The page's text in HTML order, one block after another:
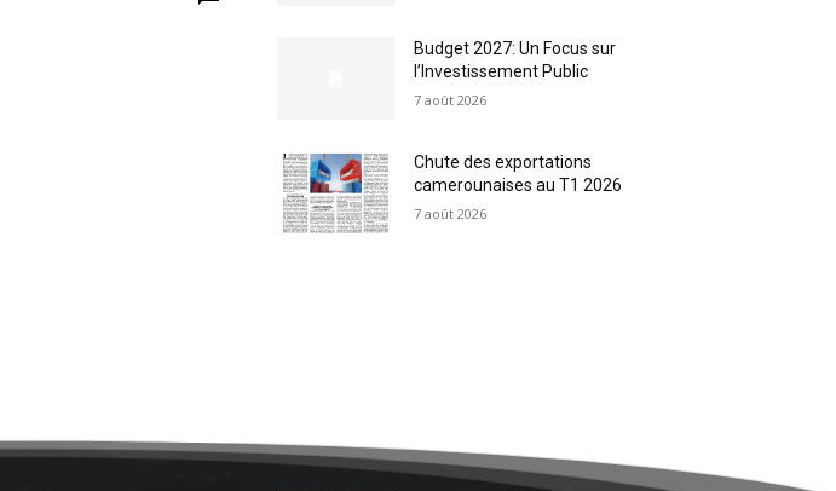
Budget 2027: Un Focus sur
l’Investissement Public
7 août 2026
Chute des exportations
camerounaises au T1 2026
7 août 2026